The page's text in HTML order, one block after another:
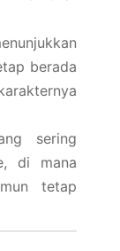
berada
sering
di mana
tetap